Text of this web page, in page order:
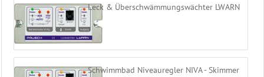
Leck & Überschwämmungswächter LWARN
Schwimmbad Niveauregler NIVA - Skimmer